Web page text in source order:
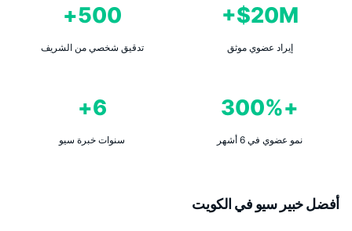
20M$+
إيراد عضوي موثق
500+
تدقيق شخصي من الشريف
+300%
نمو عضوي في 6 أشهر
6+
سنوات خبرة سيو
أفضل خبير سيو في الكويت